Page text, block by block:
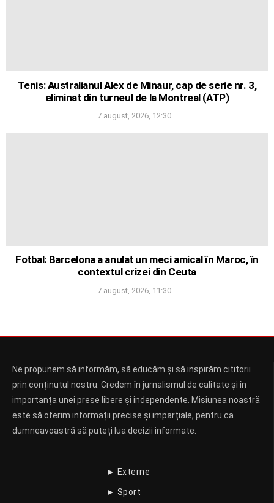
Tenis: Australianul Alex de Minaur, cap de serie nr. 3,
eliminat din turneul de la Montreal (ATP)
7 august, 2026, 12:30
Fotbal: Barcelona a anulat un meci amical în Maroc, în
contextul crizei din Ceuta
7 august, 2026, 11:30
Ne propunem să informăm, să educăm și să inspirăm cititorii
prin conținutul nostru. Credem în jurnalismul de calitate și în
importanța unei prese libere și independente. Misiunea noastră
este să oferim informații precise și imparțiale, pentru ca
dumneavoastră să puteți lua decizii informate.
► Externe
► Sport